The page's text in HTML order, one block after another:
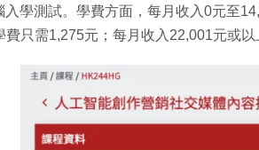
入學測試。學費方面，每月收入0元至
費只需1,275元；每月收入22,001元或以